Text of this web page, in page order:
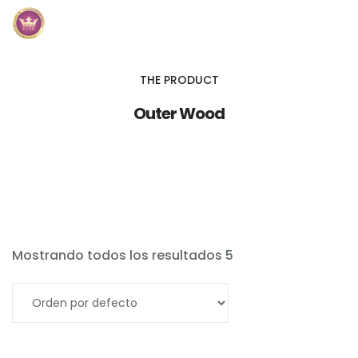
THE PRODUCT
Outer Wood
Mostrando todos los resultados 5
Añadir al carrito